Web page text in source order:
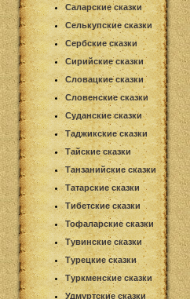
Саларские сказки
Селькупские сказки
Сербские сказки
Сирийские сказки
Словацкие сказки
Словенские сказки
Суданские сказки
Таджикские сказки
Тайские сказки
Танзанийские сказки
Татарские сказки
Тибетские сказки
Тофаларские сказки
Тувинские сказки
Турецкие сказки
Туркменские сказки
Удмуртские сказки